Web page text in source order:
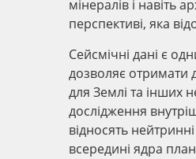
мінералів і навіть
перспективі, яка
Сейсмічні дані є
дозволяє отримати
для Землі та інших
дослідження
відносять
всередині ядра